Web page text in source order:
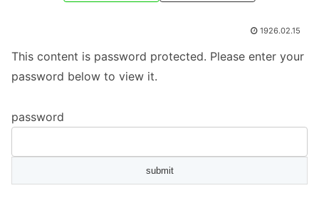
1926.02.15
This content is password protected. Please enter your
password below to view it.
password